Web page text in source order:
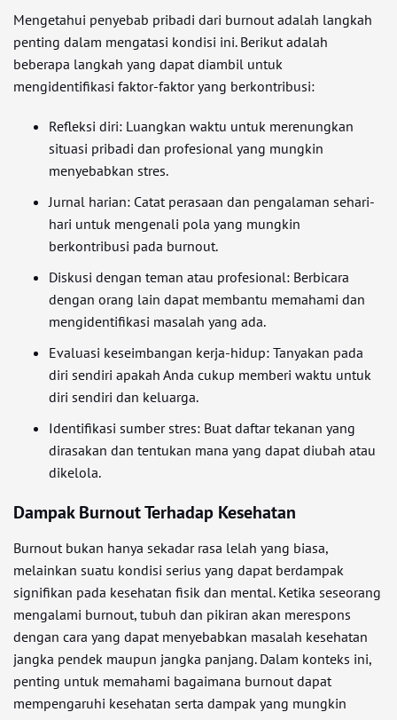
Mengetahui penyebab pribadi dari burnout adalah langkah
penting dalam mengatasi kondisi ini. Berikut adalah
beberapa langkah yang dapat diambil untuk
mengidentifikasi faktor-faktor yang berkontribusi:
Refleksi diri: Luangkan waktu untuk merenungkan
situasi pribadi dan profesional yang mungkin
menyebabkan stres.
Jurnal harian: Catat perasaan dan pengalaman sehari-
hari untuk mengenali pola yang mungkin
berkontribusi pada burnout.
Diskusi dengan teman atau profesional: Berbicara
dengan orang lain dapat membantu memahami dan
mengidentifikasi masalah yang ada.
Evaluasi keseimbangan kerja-hidup: Tanyakan pada
diri sendiri apakah Anda cukup memberi waktu untuk
diri sendiri dan keluarga.
Identifikasi sumber stres: Buat daftar tekanan yang
dirasakan dan tentukan mana yang dapat diubah atau
dikelola.
Dampak Burnout Terhadap Kesehatan
Burnout bukan hanya sekadar rasa lelah yang biasa,
melainkan suatu kondisi serius yang dapat berdampak
signifikan pada kesehatan fisik dan mental. Ketika seseorang
mengalami burnout, tubuh dan pikiran akan merespons
dengan cara yang dapat menyebabkan masalah kesehatan
jangka pendek maupun jangka panjang. Dalam konteks ini,
penting untuk memahami bagaimana burnout dapat
mempengaruhi kesehatan serta dampak yang mungkin